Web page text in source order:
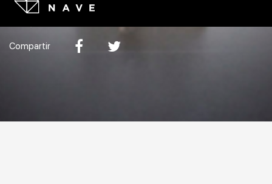
Compartir